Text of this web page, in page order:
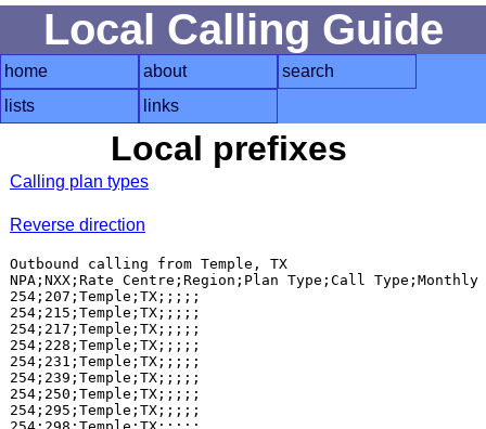
Local Calling Guide
home about
search
lists
links
Local prefixes
Calling plan types
Reverse direction
Outbound calling from Temple, TX
NPA;NXX;Rate Centre;Region;Plan Type;Call
254;207;Temple;TX;;;;;
254;215;Temple;TX;;;;;
254;217;Temple;TX;;;;;
254;228;Temple;TX;;;;;
254;231;Temple;TX;;;;;
254;239;Temple;TX;;;;;
254;250;Temple;TX;;;;;
254;295;Temple;TX;;;;;